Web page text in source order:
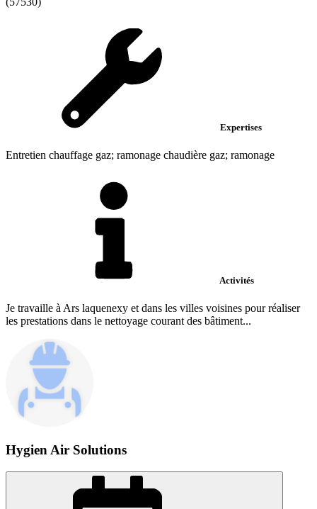
Expertises
Entretien chauffage gaz; ramonage chaudière gaz; ramonage
Activités
Je travaille à Ars laquenexy et dans les villes voisines pour réaliser
les prestations dans le nettoyage courant des bâtiment...
Hygien Air Solutions